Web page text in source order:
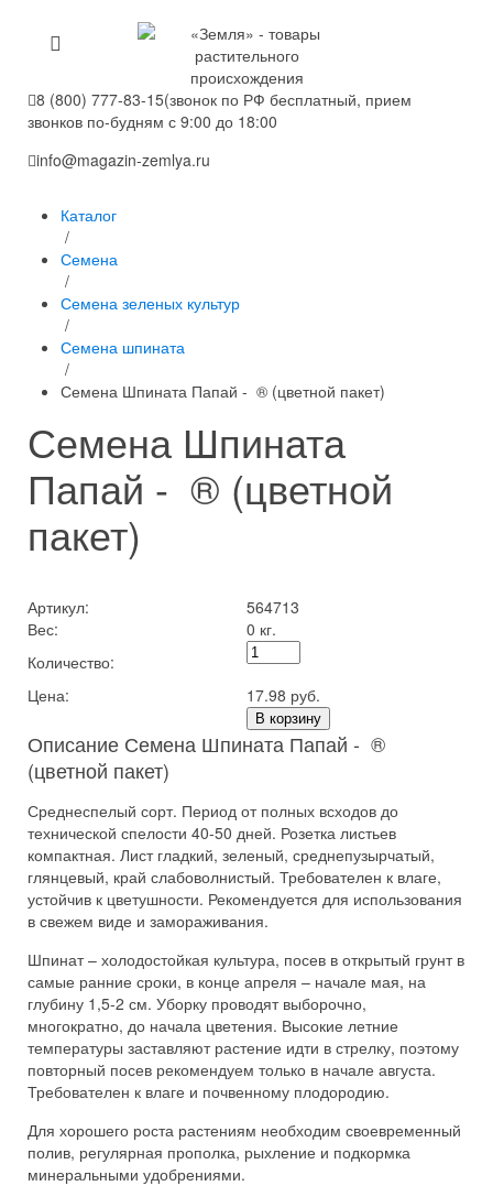
8 (800) 777-83-15(звонок по РФ бесплатный, прием
звонков по-будням с 9:00 до 18:00
info@magazin-zemlya.ru
Каталог
/
Семена
/
Семена зеленых культур
/
Семена шпината
/
Семена Шпината Папай - ® (цветной пакет)
Семена Шпината
Папай - ® (цветной
пакет)
Артикул:
564713
Вес:
0 кг.
Количество:
Цена:
17.98 руб.
В корзину
Описание Семена Шпината Папай - ®
(цветной пакет)
Среднеспелый сорт. Период от полных всходов до
технической спелости 40-50 дней. Розетка листьев
компактная. Лист гладкий, зеленый, среднепузырчатый,
глянцевый, край слабоволнистый. Требователен к влаге,
устойчив к цветушности. Рекомендуется для использования
в свежем виде и замораживания.
Шпинат – холодостойкая культура, посев в открытый грунт в
самые ранние сроки, в конце апреля – начале мая, на
глубину 1,5-2 см. Уборку проводят выборочно,
многократно, до начала цветения. Высокие летние
температуры заставляют растение идти в стрелку, поэтому
повторный посев рекомендуем только в начале августа.
Требователен к влаге и почвенному плодородию.
Для хорошего роста растениям необходим своевременный
полив, регулярная прополка, рыхление и подкормка
минеральными удобрениями.